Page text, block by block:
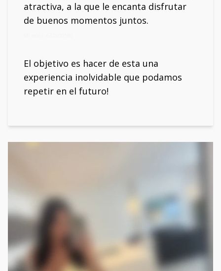
atractiva, a la que le encanta disfrutar
de buenos momentos juntos.
El objetivo es hacer de esta una
experiencia inolvidable que podamos
repetir en el futuro!